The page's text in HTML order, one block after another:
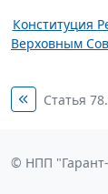
Конституция
Верховным
Статья 78.
© НПП